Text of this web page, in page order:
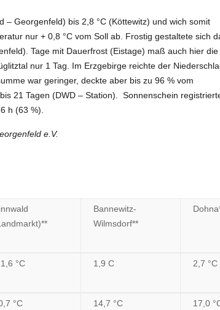
– Georgenfeld) bis 2,8 °C (Köttewitz) und wich somit
nur + 0,8 °C vom Soll ab. Frostig gestaltete sich
Tage mit Dauerfrost (Eistage) maß auch hier die
nur 1 Tag. Im Erzgebirge reichte der
war geringer, deckte aber bis zu 96 % vom
21 Tagen (DWD – Station). Sonnenschein
h (63 %).
e.V.
Bannewitz-
Wilmsdorf**
°C 1,9 C 2,7 °C
°C 14,7 °C 17,0